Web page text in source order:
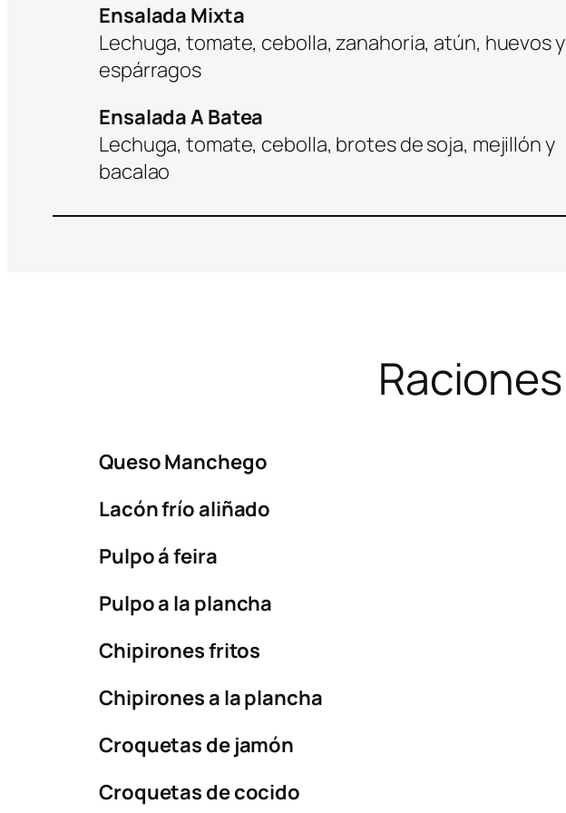
Ensalada Mixta
Lechuga, tomate, cebolla, zanahoria, atún, huevos y
espárragos
Ensalada A Batea
Lechuga, tomate, cebolla, brotes de soja, mejillón y
bacalao
Raciones
Queso Manchego​
Lacón frío aliñado​
Pulpo á feira​
Pulpo a la plancha​
Chipirones fritos​
Chipirones a la plancha​
Croquetas de jamón​
Croquetas de cocido